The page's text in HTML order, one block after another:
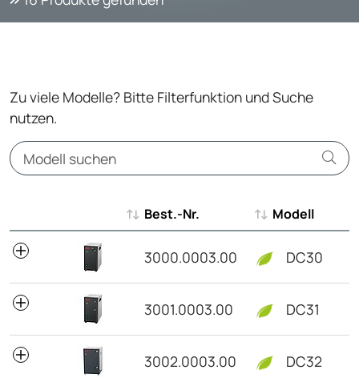
Zu viele Modelle? Bitte Filterfunktion und Suche
nutzen.
Best.-Nr.
Modell
3000.0003.00 DC30
3001.0003.00 DC31
3002.0003.00 DC32